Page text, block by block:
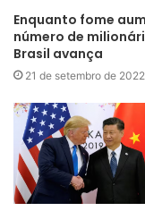
Enquanto fome
número de
Brasil avança
21 de setembro de 2022